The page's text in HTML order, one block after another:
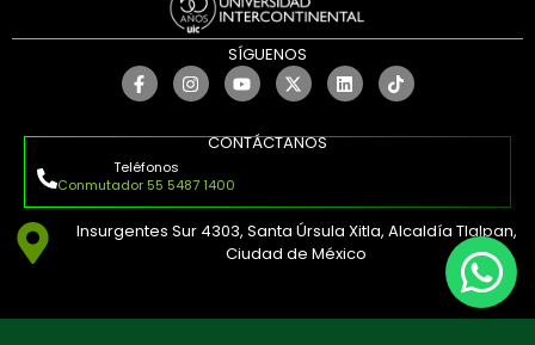
SÍGUENOS
CONTÁCTANOS
Teléfonos
Conmutador 55 5487 1400
Insurgentes Sur 4303, Santa Úrsula Xitla, Alcaldía Tlalpan,
Ciudad de México